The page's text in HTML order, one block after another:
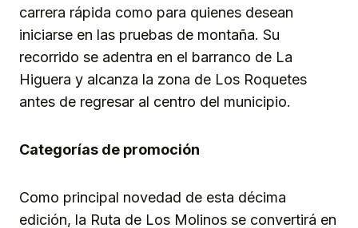
carrera rápida como para quienes desean
iniciarse en las pruebas de montaña. Su
recorrido se adentra en el barranco de La
Higuera y alcanza la zona de Los Roquetes
antes de regresar al centro del municipio.
Categorías de promoción
Como principal novedad de esta décima
edición, la Ruta de Los Molinos se convertirá en